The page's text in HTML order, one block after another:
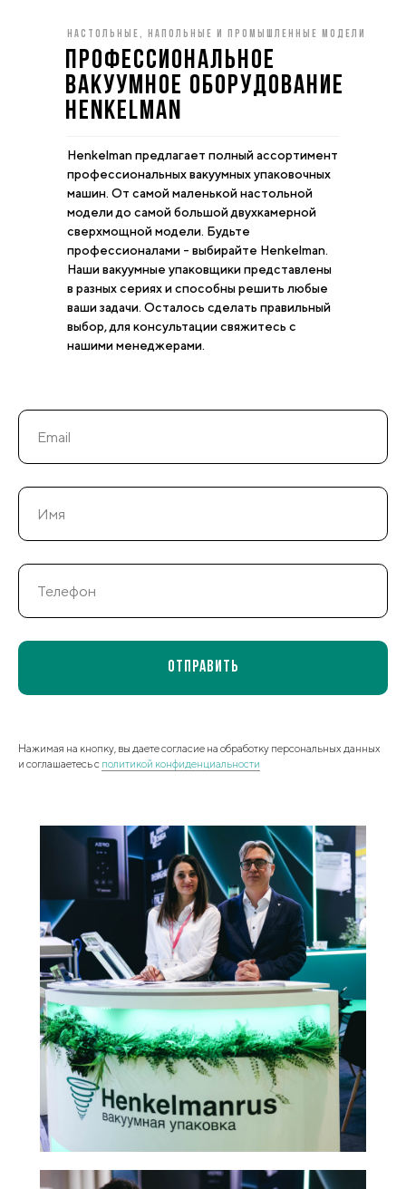
Профессиональное
вакуумное оборудование
Henkelman
настольные, НАПОЛЬНЫЕ И ПРОМЫШЛЕННЫЕ МОДЕЛИ
Henkelman предлагает полный ассортимент
профессиональных вакуумных упаковочных
машин. От самой маленькой настольной
модели до самой большой двухкамерной
сверхмощной модели. Будьте
профессионалами - выбирайте Henkelman.
Наши вакуумные упаковщики представлены
в разных сериях и способны решить любые
ваши задачи. Осталось сделать правильный
выбор, для консультации свяжитесь с
нашими менеджерами.
Отправить
Нажимая на кнопку, вы даете согласие на обработку персональных данных
и соглашаетесь c политикой конфиденциальности